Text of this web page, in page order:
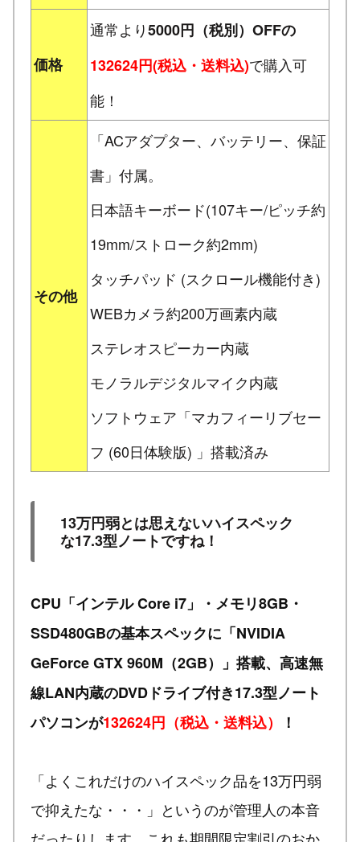
価格
通常より5000円（税別）OFFの
132624円(税込・送料込)で購入可
能！
その他
「ACアダプター、バッテリー、保証
書」付属。
日本語キーボード(107キー/ピッチ約
19mm/ストローク約2mm)
タッチパッド (スクロール機能付き)
WEBカメラ約200万画素内蔵
ステレオスピーカー内蔵
モノラルデジタルマイク内蔵
ソフトウェア「マカフィーリブセー
フ (60日体験版) 」搭載済み
13万円弱とは思えないハイスペック
な17.3型ノートですね！
CPU「インテル Core i7」・メモリ8GB・
SSD480GBの基本スペックに「NVIDIA
GeForce GTX 960M（2GB）」搭載、高速無
線LAN内蔵のDVDドライブ付き17.3型ノート
パソコンが132624円（税込・送料込） ！
「よくこれだけのハイスペック品を13万円弱
で抑えたな・・・」というのが管理人の本音